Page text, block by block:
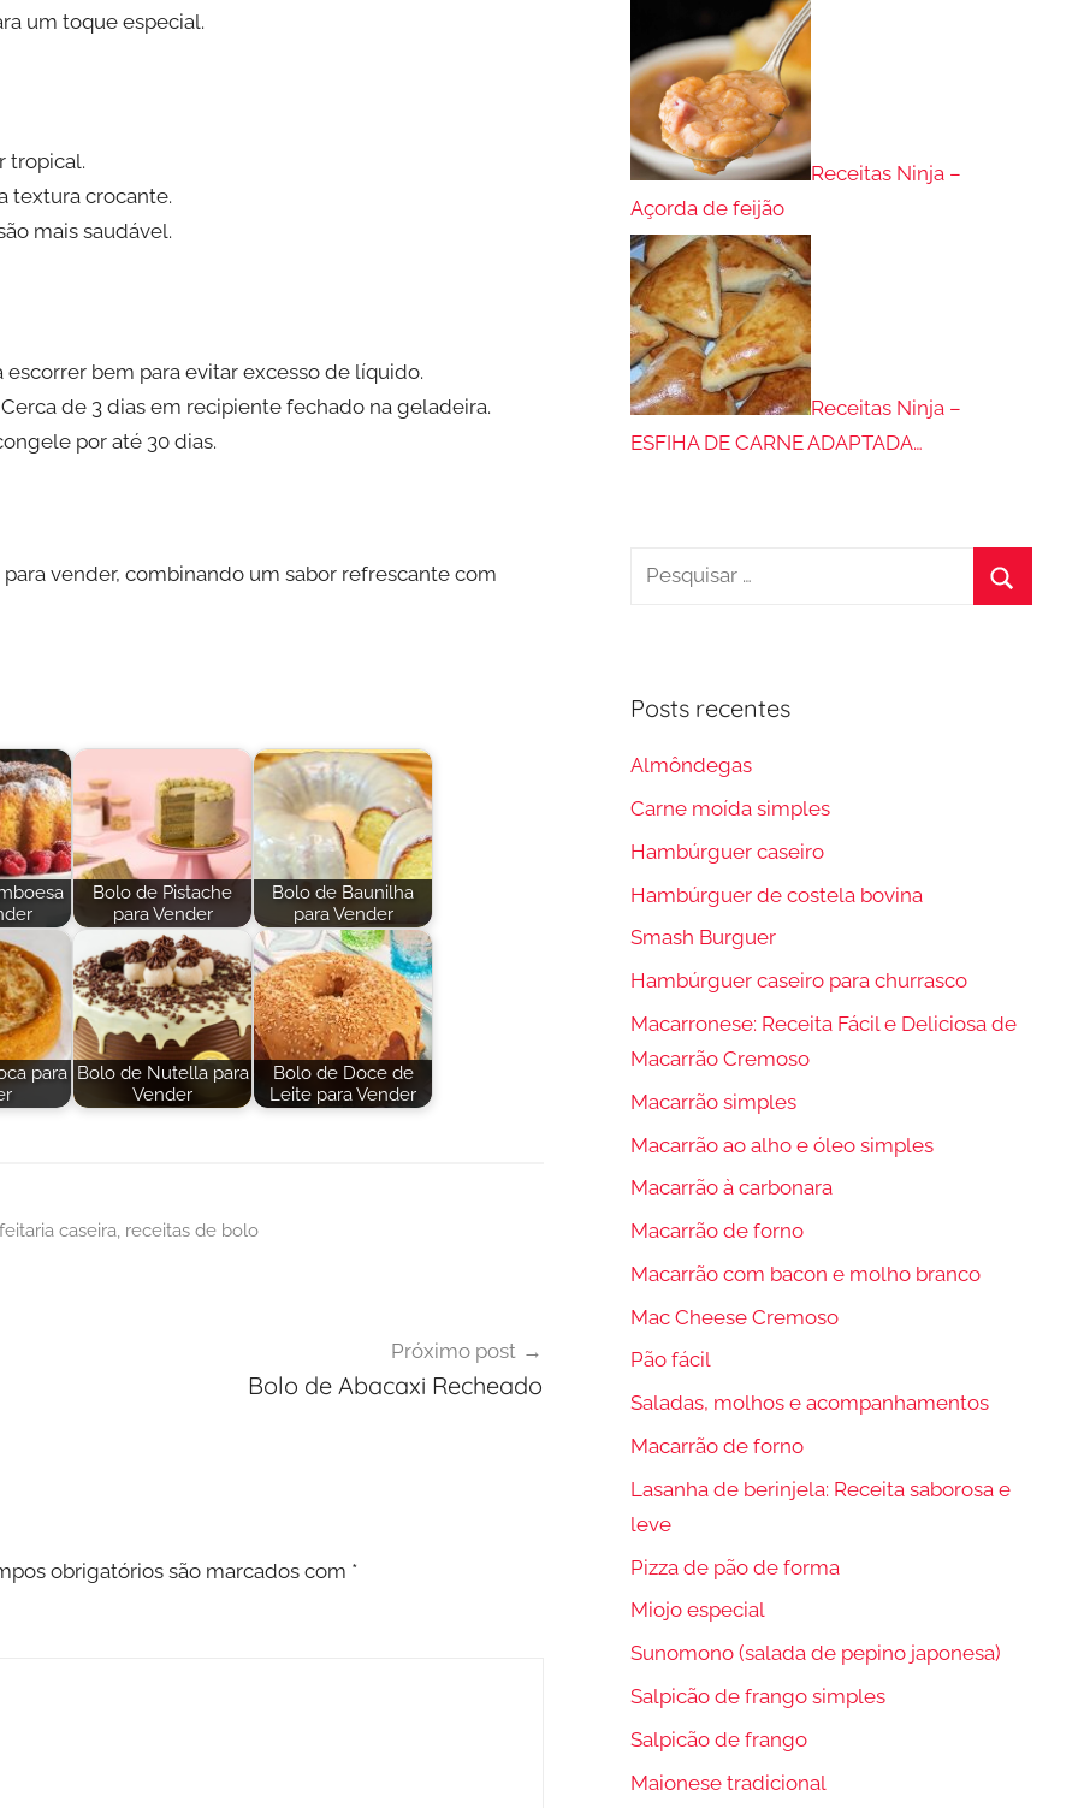
um toque especial.
tropical.
textura crocante.
mais saudável.
escorrer bem para evitar excesso de líquido.
Cerca de 3 dias em recipiente fechado na geladeira.
por até 30 dias.
vender, combinando um sabor refrescante com
Bolo de Pistache
para Vender
Bolo de Baunilha
para Vender
para Bolo de Nutella para
Vender
Bolo de Doce de
Leite para Vender
caseira receitas de bolo
Próximo post
Bolo de Abacaxi Recheado
obrigatórios são marcados com *
Receitas Ninja –
Açorda de feijão
Receitas Ninja –
ESFIHA DE CARNE ADAPTADA…
Pesquisar
Posts recentes
Almôndegas
Carne moída simples
Hambúrguer caseiro
Hambúrguer de costela bovina
Smash Burguer
Hambúrguer caseiro para churrasco
Macarronese: Receita Fácil e Deliciosa de
Macarrão Cremoso
Macarrão simples
Macarrão ao alho e óleo simples
Macarrão à carbonara
Macarrão de forno
Macarrão com bacon e molho branco
Mac Cheese Cremoso
Pão fácil
Saladas, molhos e acompanhamentos
Macarrão de forno
Lasanha de berinjela: Receita saborosa e
leve
Pizza de pão de forma
Miojo especial
Sunomono (salada de pepino japonesa)
Salpicão de frango simples
Salpicão de frango
Maionese tradicional